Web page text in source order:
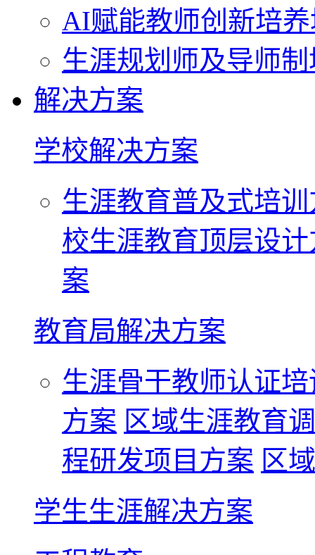
AI赋能教师创新培
生涯规划师及导师
解决方案
学校解决方案
生涯教育普及式培
校生涯教育顶层设
案
教育局解决方案
生涯骨干教师认证
方案 区域生涯教育
程研发项目方案 区
学生生涯解决方案